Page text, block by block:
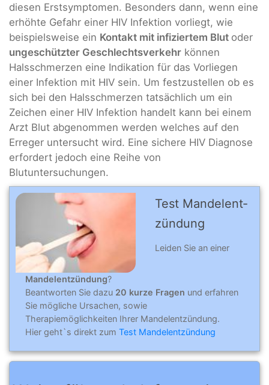
diesen Erstsymptomen. Besonders dann, wenn eine
erhöhte Gefahr einer HIV Infektion vorliegt, wie
beispielsweise ein Kontakt mit infiziertem Blut oder
ungeschützter Geschlechtsverkehr können
Halsschmerzen eine Indikation für das Vorliegen
einer Infektion mit HIV sein. Um festzustellen ob es
sich bei den Halsschmerzen tatsächlich um ein
Zeichen einer HIV Infektion handelt kann bei einem
Arzt Blut abgenommen werden welches auf den
Erreger untersucht wird. Eine sichere HIV Diagnose
erfordert jedoch eine Reihe von
Blutuntersuchungen.
Test Mandelent­
zündung
Leiden Sie an einer
Mandelentzündung?
Beantworten Sie dazu 20 kurze Fragen und erfahren
Sie mögliche Ursachen, sowie
Therapiemöglichkeiten Ihrer Mandelentzündung.
Hier geht`s direkt zum Test Mandelentzündung